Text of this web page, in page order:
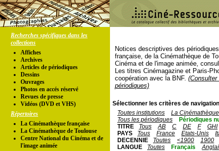
Recherches spécifiques dans les
collections
Affiches
Archives
Articles de périodiques
Dessins
Ouvrages
Photos en accés réservé
Revues de presse
Vidéos (DVD et VHS)
Répertoires
La Cinémathèque française
La Cinémathèque de Toulouse
Centre National du Cinéma et de
l'image animée
Notices descriptives des
française, de la Cinémathèque de
Cinéma et de l'image animée,
Les titres Cinémagazine et Paris-
coopération avec la BNF.
périodiques)
Sélectionner les critères de
Toutes institutions
La
Tous les périodiques
Périodiques
TITRE
Tous AB C DE F
GHI
PAYS
Tous France Etats-Unis
DECENNIE
Toutes <1900
1900
LANGUE
Toutes Français